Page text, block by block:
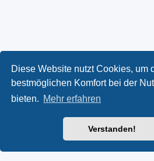
Diese Website nutzt Cookies, um
bestmöglichen Komfort bei der
bieten. Mehr erfahren
Verstanden!